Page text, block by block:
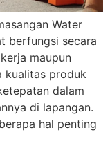
Water
berfungsi secara
maupun
kualitas produk
dalam
di lapangan.
hal penting